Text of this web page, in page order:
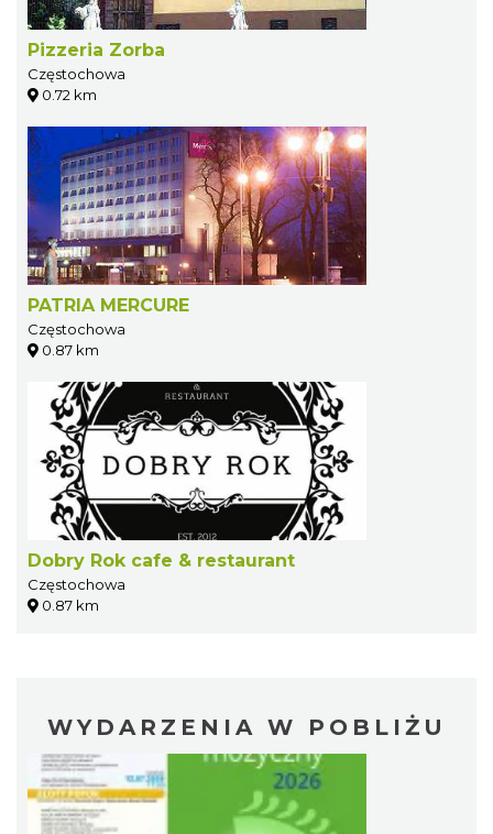
Pizzeria Zorba
Częstochowa
0.72 km
PATRIA MERCURE
Częstochowa
0.87 km
Dobry Rok cafe & restaurant
Częstochowa
0.87 km
WYDARZENIA W POBLIŻU